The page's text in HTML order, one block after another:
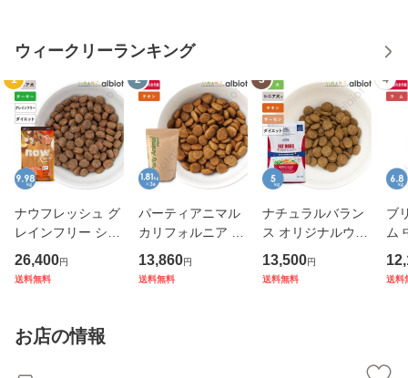
ウィークリーランキング
1
ナウフレッシュ グ
レインフリー シニ
ア＆ウェイトマネ
ジメント 9.98kg
26,400円
送料無料
2
パーティアニマル
カリフォルニア チ
キン＆オーツレシ
ピ 1.81kg×3袋
13,860円
送料無料
3
ナチュラルバラン
ス オリジナルウル
トラ 低カロリーレ
シピ FAT DOGS チ
13,500円
送料無料
4
ブ
ム
グ
送料
お店の情報